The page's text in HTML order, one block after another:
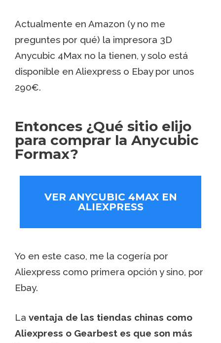
Actualmente en Amazon (y no me
preguntes por qué) la impresora 3D
Anycubic 4Max no la tienen, y solo está
disponible en Aliexpress o Ebay por unos
290€.
Entonces ¿Qué sitio elijo
para comprar la Anycubic
Formax?
VER ANYCUBIC 4MAX EN
ALIEXPRESS
Yo en este caso, me la cogería por
Aliexpress como primera opción y sino, por
Ebay.
La ventaja de las tiendas chinas como
Aliexpress o Gearbest es que son más